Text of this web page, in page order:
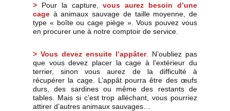
> Pour la capture,vous aurez besoin d’une
cage à animaux sauvage de taille moyenne, de
type « boîte ou cage piège ». Vous pouvez vous
en procurer une à notre comptoir de service.
> Vous devez ensuite l’appâter. N’oubliez pas
que vous devez placer la cage à l’extérieur du
terrier, sinon vous aurez de la difficulté à
récupérer la cage. L’appât pourra être des œufs
durs, des sardines ou même des restants de
tables. Mais si c’est trop alléchant, vous pourriez
attirer d’autres animaux sauvages…